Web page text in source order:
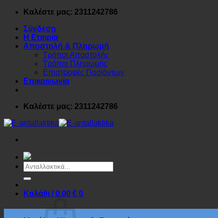
Μετάβαση
περιεχόμενο
Καλέστε μας: 2311242786
Σύνδεση
Η Εταιρία
Αποστολή & Πληρωμή
Τρόποι Αποστολής
Τρόποι Πληρωμής
Επιστροφές Προϊόντων
Επικοινωνία
Καλέστε μας: 2311242786
Αναζήτηση
για:
Καλάθι /0.00 € 0